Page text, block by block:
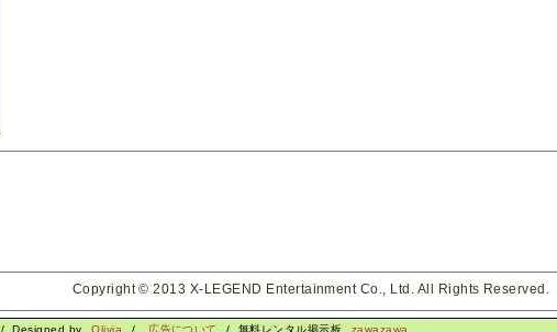
Copyright © 2013 X-LEGEND Entertainment Co., Ltd. All Rights Reserved.